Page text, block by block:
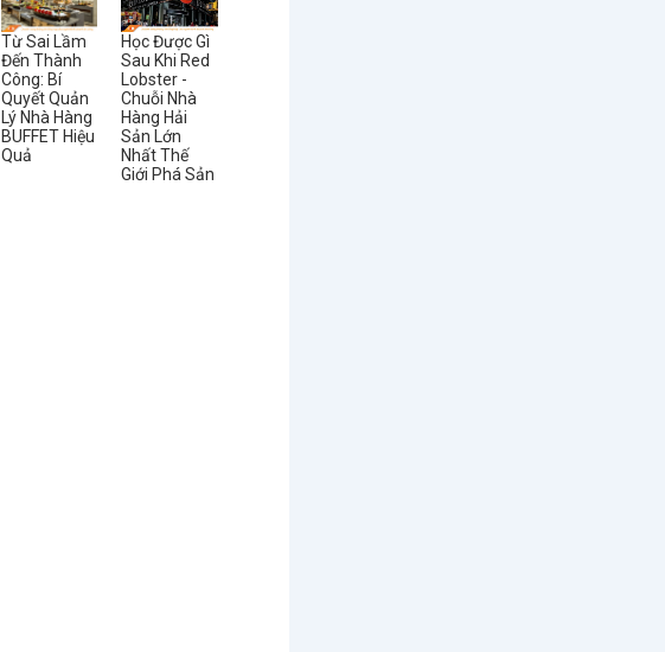
Từ Sai Lầm
Đến Thành
Công: Bí
Quyết Quản
Lý Nhà Hàng
BUFFET Hiệu
Quả
Học Được Gì
Sau Khi Red
Lobster -
Chuỗi Nhà
Hàng Hải
Sản Lớn
Nhất Thế
Giới Phá Sản